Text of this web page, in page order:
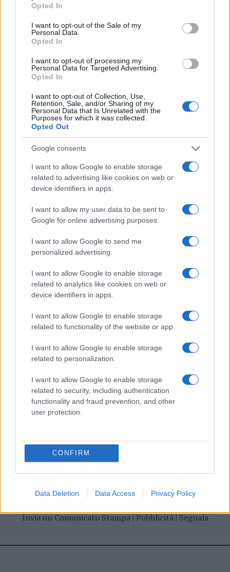
use your data for below specified purposes in below Google
consent section.
Opted In
I want to opt-out of the Sale of my
Personal Data.
Opted In
I want to opt-out of processing my
Personal Data for Targeted Advertising.
Opted In
I want to opt-out of Collection, Use,
Retention, Sale, and/or Sharing of my
Personal Data that Is Unrelated with the
Purposes for which it was collected.
Opted Out
Google consents
I want to allow Google to enable storage
related to advertising like cookies on web or
device identifiers in apps.
I want to allow my user data to be sent to
Google for online advertising purposes.
I want to allow Google to send me
personalized advertising.
I want to allow Google to enable storage
related to analytics like cookies on web or
device identifiers in apps.
I want to allow Google to enable storage
related to functionality of the website or app.
I want to allow Google to enable storage
related to personalization.
I want to allow Google to enable storage
related to security, including authentication
functionality and fraud prevention, and other
user protection.
CONFIRM
Data Deletion Data Access Privacy Policy
NECROLOGIE
Mario Malu
Paolo Pinna
Martina Agostina Diturco
I nostri cari
I nostri cari
Invia un Comunicato Stampa|Pubblicità|Segnala